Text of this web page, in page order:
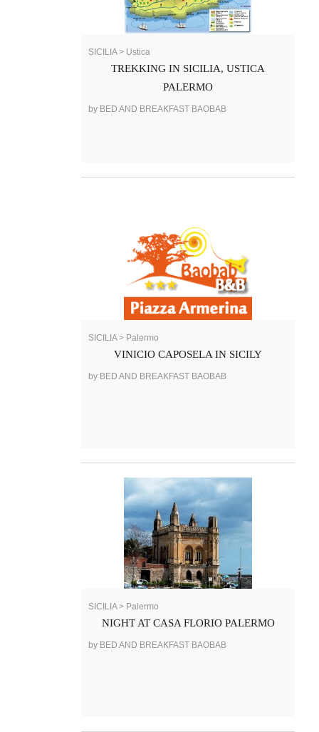
SICILIA > Ustica
TREKKING IN SICILIA, USTICA
PALERMO
by BED AND BREAKFAST BAOBAB
SICILIA > Palermo
VINICIO CAPOSELA IN SICILY
by BED AND BREAKFAST BAOBAB
SICILIA > Palermo
NIGHT AT CASA FLORIO PALERMO
by BED AND BREAKFAST BAOBAB